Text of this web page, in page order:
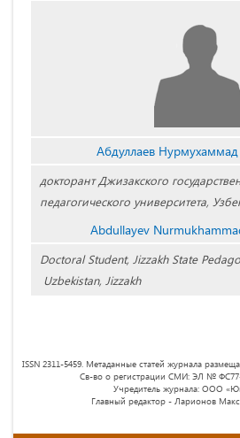
Абдуллаев Нурмухаммад
докторант Джизакского
педагогического университета,
Abdullayev
Doctoral Student, Jizzakh State
Uzbekistan, Jizzakh
ISSN 2311-5459. Метаданные статей журнала
Св-во о регистрации СМИ: ЭЛ № ФС77-
Учредитель журнала: ООО
Главный редактор - Ларионов